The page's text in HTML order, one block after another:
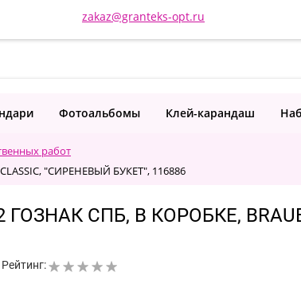
zakaz@granteks-opt.ru
Фотоальбомы Клей-карандаш
работ
"СИРЕНЕВЫЙ БУКЕТ", 116886
СПБ, В КОРОБКЕ,
Рейтинг: